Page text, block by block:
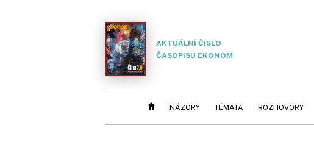
AKTUÁLNÍ ČÍSLO
ČASOPISU EKONOM
NÁZORY TÉMATA ROZHOVORY